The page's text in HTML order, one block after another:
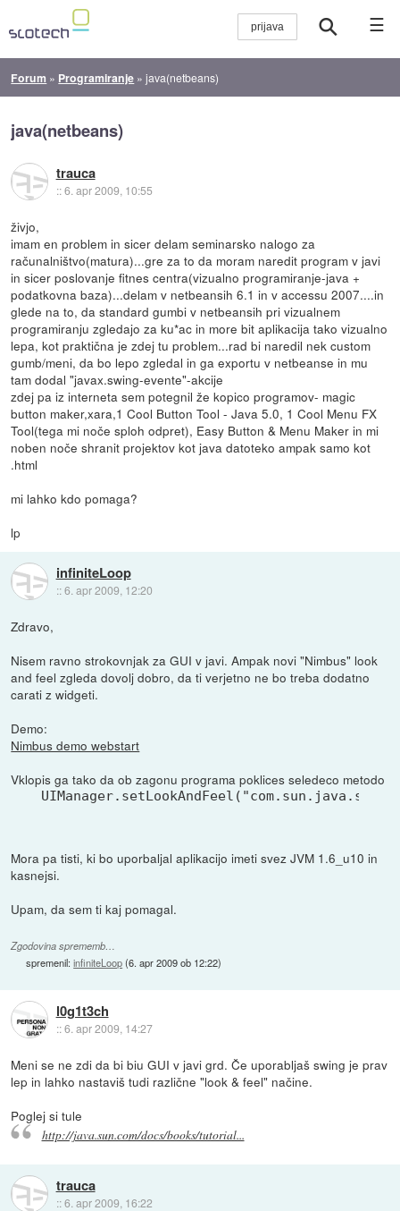
☰
Forum » Programiranje »java(netbeans)
java(netbeans)
trauca
::6. apr 2009, 10:55
živjo,
imam en problem in sicer delam seminarsko nalogo za
računalništvo(matura)...gre za to da moram naredit program v javi
in sicer poslovanje fitnes centra(vizualno programiranje-java +
podatkovna baza)...delam v netbeansih 6.1 in v accessu 2007....in
glede na to, da standard gumbi v netbeansih pri vizualnem
programiranju zgledajo za ku*ac in more bit aplikacija tako vizualno
lepa, kot praktična je zdej tu problem...rad bi naredil nek custom
gumb/meni, da bo lepo zgledal in ga exportu v netbeanse in mu
tam dodal "javax.swing-evente"-akcije
zdej pa iz interneta sem potegnil že kopico programov- magic
button maker,xara,1 Cool Button Tool - Java 5.0, 1 Cool Menu FX
Tool(tega mi noče sploh odpret), Easy Button & Menu Maker in mi
noben noče shranit projektov kot java datoteko ampak samo kot
.html
mi lahko kdo pomaga?
lp
infiniteLoop
::6. apr 2009, 12:20
Zdravo,
Nisem ravno strokovnjak za GUI v javi. Ampak novi "Nimbus" look
and feel zgleda dovolj dobro, da ti verjetno ne bo treba dodatno
carati z widgeti.
Demo:
Nimbus demo webstart
Vklopis ga tako da ob zagonu programa poklices seledeco metodo
Mora pa tisti, ki bo uporbaljal aplikacijo imeti svez JVM 1.6_u10 in
kasnejsi.
Upam, da sem ti kaj pomagal.
Zgodovina sprememb…
spremenil:infiniteLoop(6. apr 2009 ob 12:22)
l0g1t3ch
::6. apr 2009, 14:27
Meni se ne zdi da bi biu GUI v javi grd. Če uporabljaš swing je prav
lep in lahko nastaviš tudi različne "look & feel" načine.
Poglej si tule
http://java.sun.com/docs/books/tutorial...
trauca
::6. apr 2009, 16:22